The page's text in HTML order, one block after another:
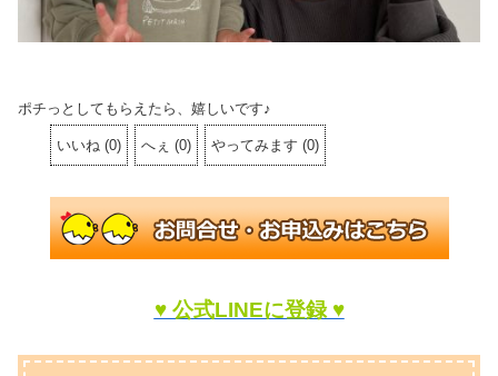
ポチっとしてもらえたら、嬉しいです♪
いいね (0) へぇ (0) やってみます (0)
♥ 公式LINEに登録 ♥